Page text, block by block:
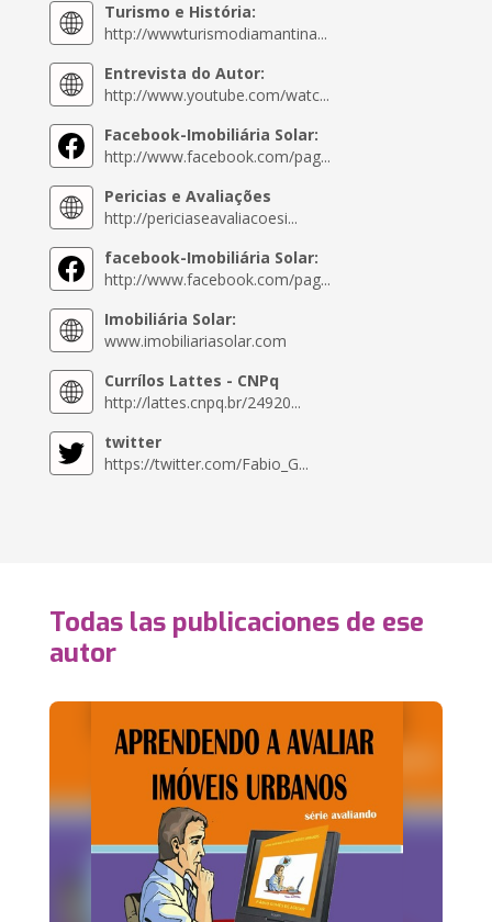
Turismo e História:
http://wwwturismodiamantina...
Entrevista do Autor:
http://www.youtube.com/watc...
Facebook-Imobiliária Solar:
http://www.facebook.com/pag...
Pericias e Avaliações
http://periciaseavaliacoesi...
facebook-Imobiliária Solar:
http://www.facebook.com/pag...
Imobiliária Solar:
www.imobiliariasolar.com
Currílos Lattes - CNPq
http://lattes.cnpq.br/24920...
twitter
https://twitter.com/Fabio_G...
Todas las publicaciones de ese
autor